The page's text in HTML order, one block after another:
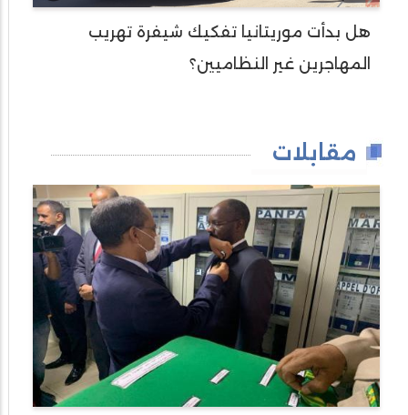
هل بدأت موريتانيا تفكيك شيفرة تهريب
المهاجرين غير النظاميين؟
مقابلات